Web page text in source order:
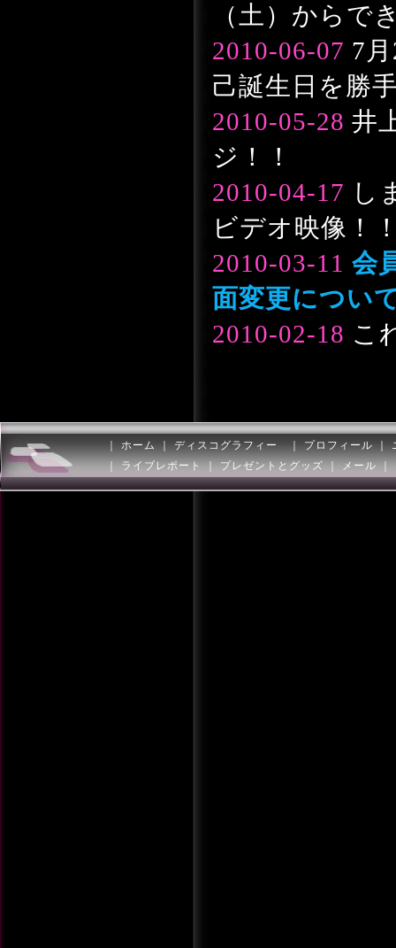
（土）からで
2010-06-07 7
己誕生日を勝
2010-05-28 井
ジ！！
2010-04-17 し
ビデオ映像！
2010-03-11 会
面変更につい
2010-02-18 こ
ホーム ディスコグラフィー プロフィール
ライブレポート プレゼントとグッズ メール